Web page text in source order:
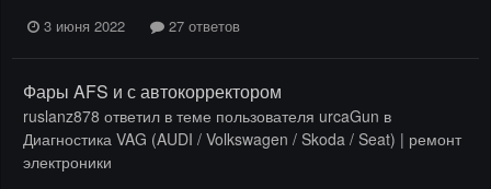
3 июня 2022
27 ответов
Фары AFS и с автокорректором
ruslanz878 ответил в теме пользователя urcaGun в
Диагностика VAG (AUDI / Volkswagen / Skoda / Seat) | ремонт
электроники